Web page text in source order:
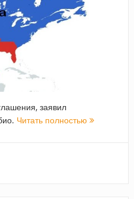
заявил
Читать полностью